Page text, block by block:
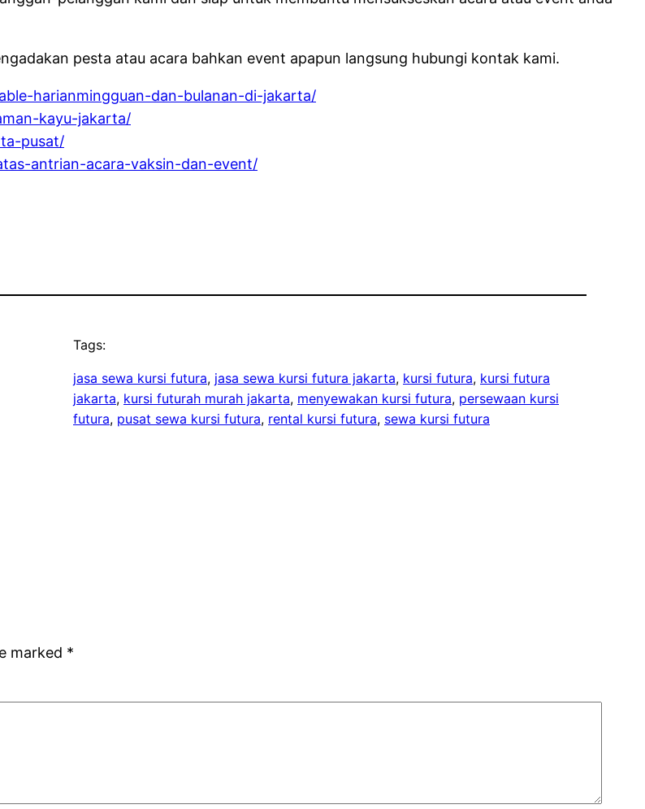
pesta atau acara bahkan event apapun langsung hubungi kontak kami.
harianmingguan-dan-bulanan-di-jakarta/
kayu-jakarta/
pusat/
antrian-acara-vaksin-dan-event/
Tags:
jasa sewa kursi futura, jasa sewa kursi futura jakarta, kursi futura, kursi futura
jakarta, kursi futurah murah jakarta, menyewakan kursi futura, persewaan kursi
futura, pusat sewa kursi futura, rental kursi futura, sewa kursi futura
marked *